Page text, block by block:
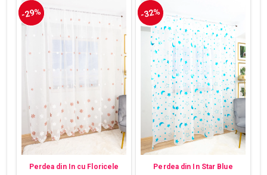
-29%
Perdea din In cu Floricele
-32%
Perdea din In Star Blue